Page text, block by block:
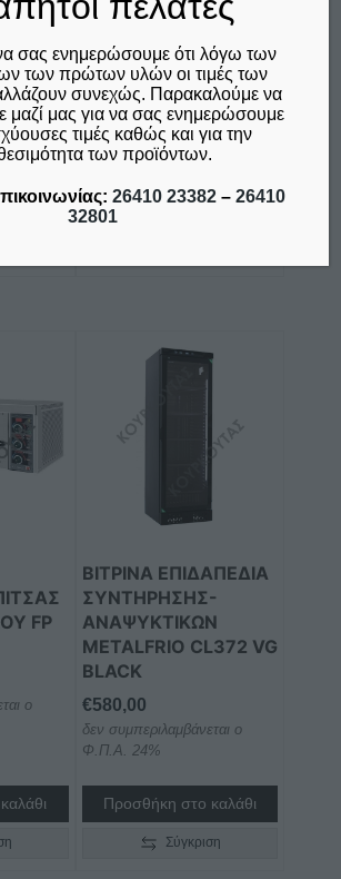
Price
€1.070,00
through
€1.300,00
/BELOGIA (COFFEE
GRINDER WITH
DISPENSER)
€225,00
δεν συμπεριλαμβάνεται ο
Φ.Π.Α. 24%
Προσθήκη στο καλάθι
FP
ο
ΒΙΤΡΙΝΑ ΕΠΙΔΑΠΕΔΙΑ
ΣΥΝΤΗΡΗΣΗΣ-
ΑΝΑΨΥΚΤΙΚΩΝ
METALFRIO CL372 VG
BLACK
€580,00
δεν συμπεριλαμβάνεται ο
Φ.Π.Α. 24%
Προσθήκη στο καλάθι
Σύγκριση
σας ενημερώσουμε ότι λόγω των
των πρώτων υλών οι τιμές των
συνεχώς. Παρακαλούμε να
μαζί μας για να σας ενημερώσουμε
τιμές καθώς και για την
των προϊόντων.
26410 23382 – 26410
32801